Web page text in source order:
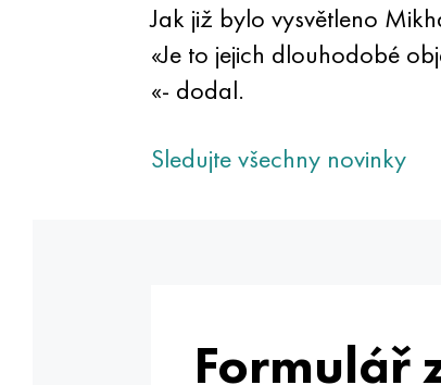
Jak již bylo vysvětleno
«Je to jejich dlouhodobé
«- dodal.
Sledujte všechny novinky
Formulář